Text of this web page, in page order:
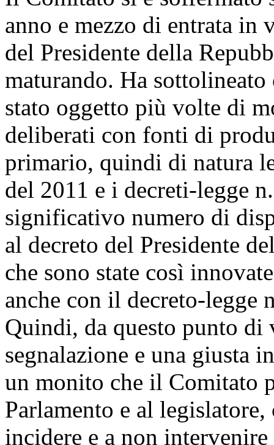
anno e mezzo di entrata in
del Presidente della
maturando. Ha
stato oggetto più volte di
deliberati con fonti di
primario, quindi di natura
del 2011 e i decreti-legge
significativo numero di
al decreto del Presidente
che sono state così
anche con il decreto-legge
Quindi, da questo punto di
segnalazione e una giusta
un monito che il Comitato
Parlamento e al
incidere e a non